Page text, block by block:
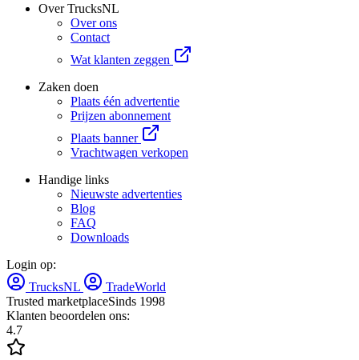
Over TrucksNL
Over ons
Contact
Wat klanten zeggen
Zaken doen
Plaats één advertentie
Prijzen abonnement
Plaats banner
Vrachtwagen verkopen
Handige links
Nieuwste advertenties
Blog
FAQ
Downloads
Login op:
TrucksNL
TradeWorld
Trusted marketplaceSinds 1998
Klanten beoordelen ons:
4.7